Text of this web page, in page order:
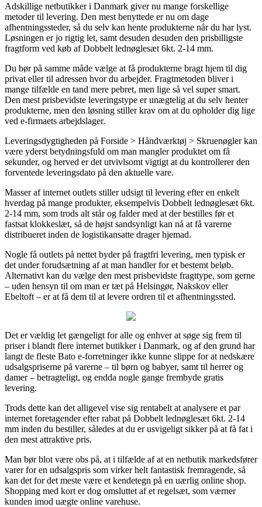
Adskillige netbutikker i Danmark giver nu mange forskellige
metoder til levering. Den mest benyttede er nu om dage
afhentningssteder, så du selv kan hente produkterne når du har lyst.
Løsningen er jo rigtig let, samt desuden desuden den prisbilligste
fragtform ved køb af Dobbelt lednøglesæt 6kt. 2-14 mm.
Du bør på samme måde vælge at få produkterne bragt hjem til dig
privat eller til adressen hvor du arbejder. Fragtmetoden bliver i
mange tilfælde en tand mere pebret, men lige så vel super smart.
Den mest prisbevidste leveringstype er unægtelig at du selv henter
produkterne, men den løsning stiller krav om at du opholder dig lige
ved e-firmaets arbejdslager.
Leveringsdygtigheden på Forside > Håndværktøj > Skruenøgler kan
være yderst betydningsfuld om man mangler produktet om få
sekunder, og herved er det utvivlsomt vigtigt at du kontrollerer den
forventede leveringsdato på den aktuelle vare.
Masser af internet outlets stiller udsigt til levering efter en enkelt
hverdag på mange produkter, eksempelvis Dobbelt lednøglesæt 6kt.
2-14 mm, som trods alt står og falder med at der bestilles før et
fastsat klokkeslæt, så de højst sandsynligt kan nå at få varerne
distribueret inden de logistikansatte drager hjemad.
Nogle få outlets på nettet byder på fragtfri levering, men typisk er
det under forudsætning af at man handler for et bestemt beløb.
Alternativt kan du vælge den mest prisbevidste fragttype, som gerne
– uden hensyn til om man er tæt på Helsingør, Nakskov eller
Ebeltoft – er at få dem til at levere ordren til et afhentningssted.
Det er vældig let gængeligt for alle og enhver at søge sig frem til
priser i blandt flere internet butikker i Danmark, og af den grund har
langt de fleste Bato e-forretninger ikke kunne slippe for at nedskære
udsalgspriserne på varerne – til børn og babyer, samt til herrer og
damer – betragteligt, og endda nogle gange frembyde gratis
levering.
Trods dette kan det alligevel vise sig rentabelt at analysere et par
internet foretagender efter rabat på Dobbelt lednøglesæt 6kt. 2-14
mm inden du bestiller, således at du er usvigeligt sikker på at få fat i
den mest attraktive pris.
Man bør blot være obs på, at i tilfælde af at en netbutik markedsfører
varer for en udsalgspris som virker helt fantastisk fremragende, så
kan det for det meste være et kendetegn på en uærlig online shop.
Shopping med kort er dog omsluttet af et regelsæt, som værner
kunden imod uægte online varehuse.